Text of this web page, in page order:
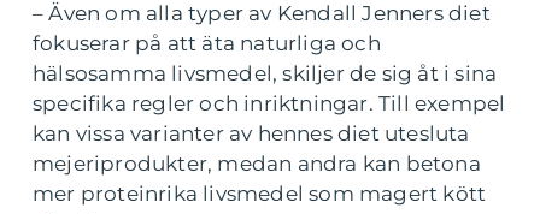
– Även om alla typer av Kendall Jenners diet
fokuserar på att äta naturliga och
hälsosamma livsmedel, skiljer de sig åt i sina
specifika regler och inriktningar. Till exempel
kan vissa varianter av hennes diet utesluta
mejeriprodukter, medan andra kan betona
mer proteinrika livsmedel som magert kött